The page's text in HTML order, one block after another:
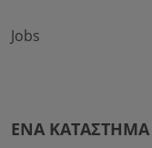
Jobs
ΈΝΑ ΚΑΤΆΣΤΗΜΑ